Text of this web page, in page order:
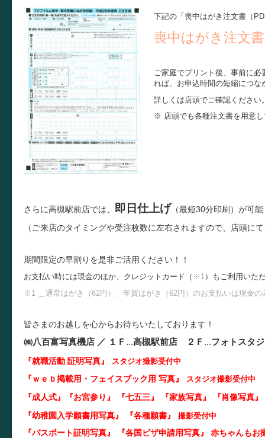
下記の「喪中はがき注文書（
喪中はがき注文書
ご家庭でプリント後、事前に
れば、お申込時間の短縮につな
詳しくは店頭でご確認ください
※ 店頭でも各種注文書を用意
さらに高槻駅前店では、 即日仕上げ （最短30分印刷）が可
（ご来店のタイミングや受注枚数に左右されますので、店頭に
期間限定の早割りを是非ご活用ください！！
お支払い時には現金のほか、クレジットカード（ ※1 ）
もご利用いた
※1 ＿通常はがき（62円）、年賀はがき（62円）のお支払いは現金の
皆さまのお越しを心からお待ちいたしております！
㈱八百富写真機店 ／ １Ｆ ...高槻駅前店 ２Ｆ ...フォトスタ
『就職活動 証明写真』 スタジオ撮影受付中
『ｗｅｂ掲載用・フェイスブック用 写真』 スタジオ撮影受付中
『成人式』『お宮参り』 『七五三』 『家族写真』 『肖像写真』
『幼稚園入学願書用写真』 『各種願書』 撮影受付中
『パスポート証明写真』 『各国ビザ申請用写真』 赤ちゃんもお